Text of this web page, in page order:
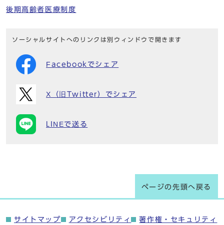
後期高齢者医療制度
ソーシャルサイトへのリンクは別ウィンドウで開きます
Facebookでシェア
X（旧Twitter）でシェア
LINEで送る
ページの先頭へ戻る
サイトマップ アクセシビリティ
著作権・セキュリティ